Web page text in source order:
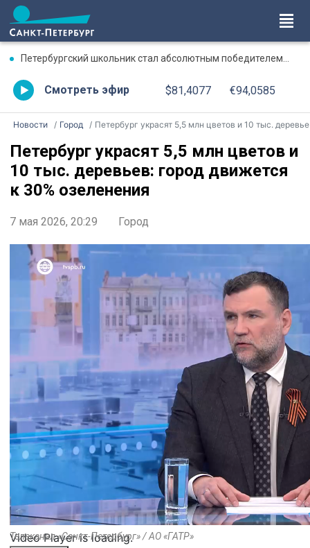
Петербургский школьник стал абсолютным победителем Международной олимпиады по ИИ
Смотреть эфир $81,4077 €94,0585
Новости Город Петербург украсят 5,5 млн цветов и 10 тыс. деревьев: город движется к 30% озеленения
Петербург украсят 5,5 млн цветов и
10 тыс. деревьев: город движется
к 30% озеленения
7 мая 2026, 20:29 Город
Video Player is loading.
Телеканал «Санкт-Петербург» / АО «ГАТР»